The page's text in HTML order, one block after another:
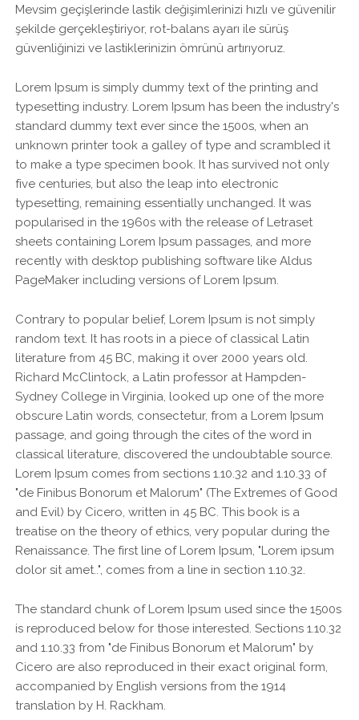
Mevsim geçişlerinde lastik değişimlerinizi hızlı ve güvenilir
şekilde gerçekleştiriyor, rot-balans ayarı ile sürüş
güvenliğinizi ve lastiklerinizin ömrünü artırıyoruz.
Lorem Ipsum is simply dummy text of the printing and
typesetting industry. Lorem Ipsum has been the industry's
standard dummy text ever since the 1500s, when an
unknown printer took a galley of type and scrambled it
to make a type specimen book. It has survived not only
five centuries, but also the leap into electronic
typesetting, remaining essentially unchanged. It was
popularised in the 1960s with the release of Letraset
sheets containing Lorem Ipsum passages, and more
recently with desktop publishing software like Aldus
PageMaker including versions of Lorem Ipsum.
Contrary to popular belief, Lorem Ipsum is not simply
random text. It has roots in a piece of classical Latin
literature from 45 BC, making it over 2000 years old.
Richard McClintock, a Latin professor at Hampden-
Sydney College in Virginia, looked up one of the more
obscure Latin words, consectetur, from a Lorem Ipsum
passage, and going through the cites of the word in
classical literature, discovered the undoubtable source.
Lorem Ipsum comes from sections 1.10.32 and 1.10.33 of
"de Finibus Bonorum et Malorum" (The Extremes of Good
and Evil) by Cicero, written in 45 BC. This book is a
treatise on the theory of ethics, very popular during the
Renaissance. The first line of Lorem Ipsum, "Lorem ipsum
dolor sit amet..", comes from a line in section 1.10.32.
The standard chunk of Lorem Ipsum used since the 1500s
is reproduced below for those interested. Sections 1.10.32
and 1.10.33 from "de Finibus Bonorum et Malorum" by
Cicero are also reproduced in their exact original form,
accompanied by English versions from the 1914
translation by H. Rackham.